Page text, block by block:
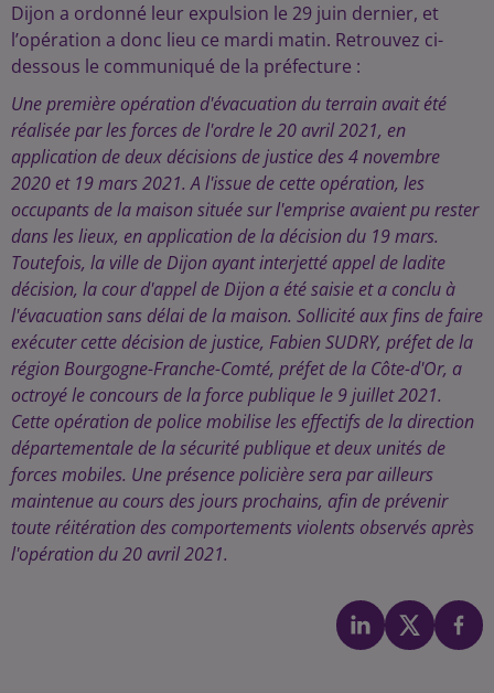
Dijon a ordonné leur expulsion le 29 juin dernier, et
l’opération a donc lieu ce mardi matin. Retrouvez ci-
dessous le communiqué de la préfecture :
Une première opération d'évacuation du terrain avait été
réalisée par les forces de l'ordre le 20 avril 2021, en
application de deux décisions de justice des 4 novembre
2020 et 19 mars 2021. A l'issue de cette opération, les
occupants de la maison située sur l'emprise avaient pu rester
dans les lieux, en application de la décision du 19 mars.
Toutefois, la ville de Dijon ayant interjetté appel de ladite
décision, la cour d'appel de Dijon a été saisie et a conclu à
l'évacuation sans délai de la maison. Sollicité aux fins de faire
exécuter cette décision de justice, Fabien SUDRY, préfet de la
région Bourgogne-Franche-Comté, préfet de la Côte-d'Or, a
octroyé le concours de la force publique le 9 juillet 2021.
Cette opération de police mobilise les effectifs de la direction
départementale de la sécurité publique et deux unités de
forces mobiles. Une présence policière sera par ailleurs
maintenue au cours des jours prochains, afin de prévenir
toute réitération des comportements violents observés après
l'opération du 20 avril 2021.